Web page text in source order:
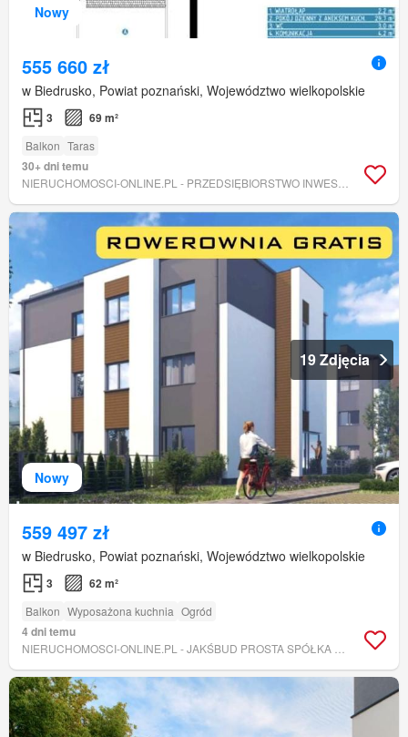
Nowy
555 660 zł
w Biedrusko, Powiat poznański, Województwo wielkopolskie
3 69 m²
Balkon Taras
30+ dni temu
Nowy
19 Zdjęcia
559 497 zł
w Biedrusko, Powiat poznański, Województwo wielkopolskie
3 62 m²
Balkon Wyposażona kuchnia Ogród
4 dni temu